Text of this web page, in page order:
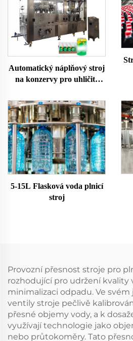
Automatický náplňový stroj
na konzervy pro uhličité
5-15L Flasková voda plnicí
stroj
Provozní přesnost stroje pro
rozhodující pro udržení kvality
minimalizaci odpadu. Ve
ventily stroje pečlivě
přesné objemy vody, a k
využívají technologie jako
nebo průtokoměry. Tato